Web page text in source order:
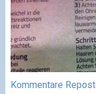
Kommentare Repost